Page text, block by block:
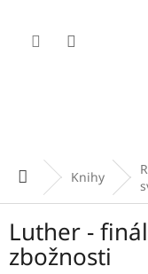
obsah
Domů Knihy
Luther -
zbožnosti